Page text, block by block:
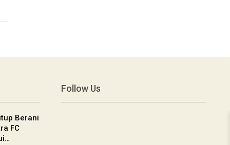
Berani
FC
Follow Us